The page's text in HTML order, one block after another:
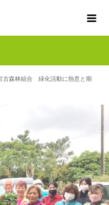
森林組合 緑化活動に熱意と期